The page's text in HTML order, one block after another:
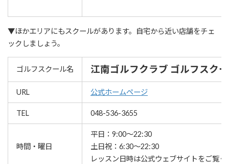
▼ほかエリアにもスクールがあります。自宅から近い店舗をチェ
ックしましょう。
ゴルフスクール名 江南ゴルフクラブ ゴルフスク
URL 公式ホームページ
TEL 048-536-3655
時間・曜日
平日：9:00～22:30
土日祝：6:30～22:30
レッスン⽇時は公式ウェブサイトをご覧く